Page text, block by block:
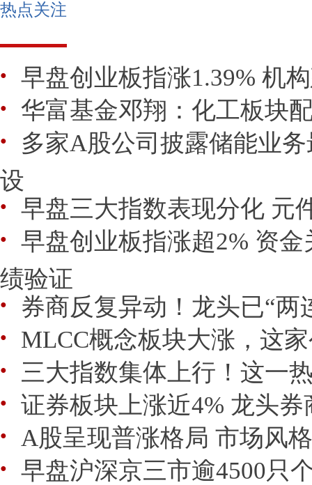
热点关注
● 早盘创业板指涨1.39% 机
● 华富基金邓翔：化工板块
● 多家A股公司披露储能业
设
● 早盘三大指数表现分化 元
● 早盘创业板指涨超2% 资
绩验证
● 券商反复异动！龙头已“两
● MLCC概念板块大涨，这
● 三大指数集体上行！这一
● 证券板块上涨近4% 龙头
● A股呈现普涨格局 市场风
● 早盘沪深京三市逾4500只